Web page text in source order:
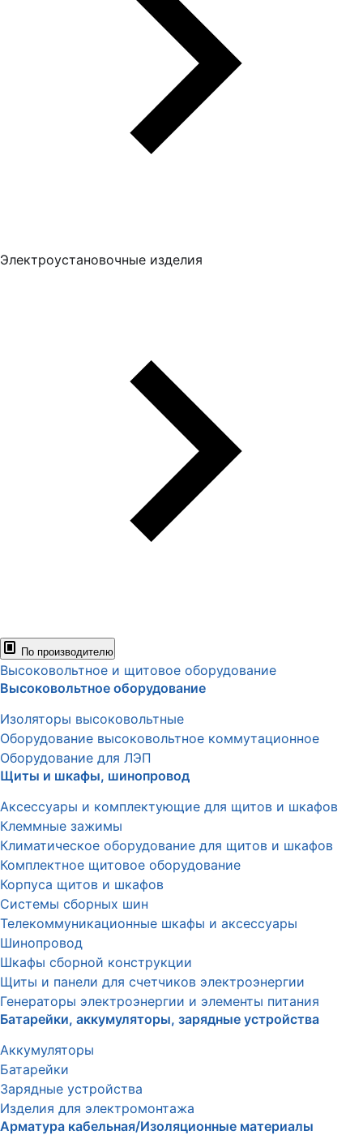
Электроустановочные изделия
По производителю
Высоковольтное и щитовое оборудование
Высоковольтное оборудование
Изоляторы высоковольтные
Оборудование высоковольтное коммутационное
Оборудование для ЛЭП
Щиты и шкафы, шинопровод
Аксессуары и комплектующие для щитов и шкафов
Клеммные зажимы
Климатическое оборудование для щитов и шкафов
Комплектное щитовое оборудование
Корпуса щитов и шкафов
Системы сборных шин
Телекоммуникационные шкафы и аксессуары
Шинопровод
Шкафы сборной конструкции
Щиты и панели для счетчиков электроэнергии
Генераторы электроэнергии и элементы питания
Батарейки, аккумуляторы, зарядные устройства
Аккумуляторы
Батарейки
Зарядные устройства
Изделия для электромонтажа
Арматура кабельная/Изоляционные материалы